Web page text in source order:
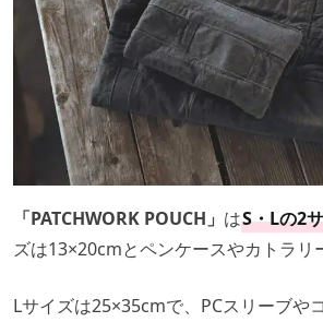
「PATCHWORK POUCH」 はS・Lの2
ズは13×20cmとペンケースやカトラリ
Lサイズは25×35cmで、PCスリーブや